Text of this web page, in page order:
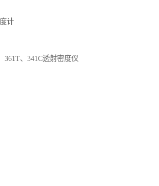
计
361T、341C透射密度仪